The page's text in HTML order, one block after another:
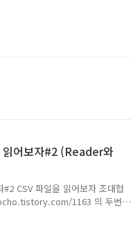
읽어보자#2 (Reader와
CSV 파일을 읽어보자 조대협
1163 의 두번째
의 글에서는 트레이닝 파일명의
오는 처리 방법에 대해서 알아보